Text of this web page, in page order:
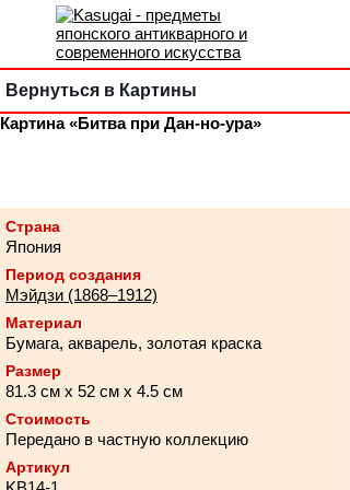
Вернуться в Картины
Картина «Битва при Дан-но-ура»
Страна
Япония
Период создания
Мэйдзи (1868–1912)
Материал
Бумага, акварель, золотая краска
Размер
81.3 см х 52 см х 4.5 см
Стоимость
Передано в частную коллекцию
Артикул